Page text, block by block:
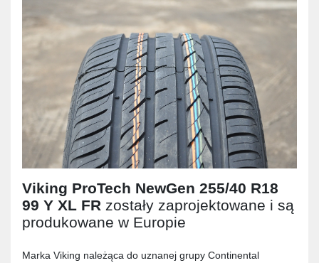
Viking ProTech NewGen 255/40 R18
99 Y XL FR zostały zaprojektowane i są
produkowane w Europie
Marka Viking należąca do uznanej grupy Continental